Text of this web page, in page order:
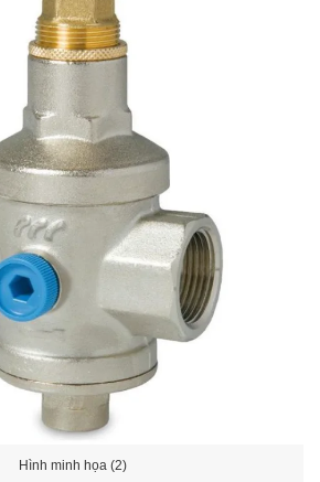
Hình minh họa (2)